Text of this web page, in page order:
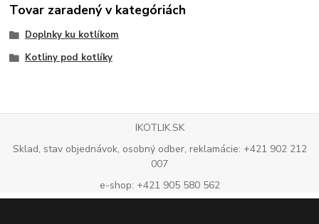
Tovar zaradený v kategóriách
Doplnky ku kotlíkom
Kotliny pod kotlíky
IKOTLIK.SK
Sklad, stav objednávok, osobný odber, reklamácie: +421 902 212
007
e-shop: +421 905 580 562